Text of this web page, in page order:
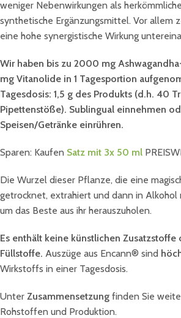
weniger Nebenwirkungen als
synthetische Ergänzungsmittel. Vor allem
eine hohe synergistische Wirkung
Wir haben bis zu 2000 mg
mg Vitanolide in 1 Tagesportion
Tagesdosis: 1,5 g des Produkts (d.h. 40
Pipettenstöße). Sublingual einnehmen
Speisen/Getränke einrühren.
Sparen: Kaufen Satz mit 3x 50 ml
Die Wurzel dieser Pflanze, die eine
getrocknet, extrahiert und dann in Alkohol
um das Beste aus ihr herauszuholen.
Es enthält keine künstlichen Zusatzstoffe
Füllstoffe. Auszüge aus Encann® sind
Wirkstoffs in einer Tagesdosis.
Unter Zusammensetzung finden Sie
Rohstoffen und Produktion.